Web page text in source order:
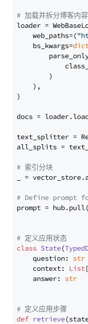
# 加载并拆分博客内容
loader =
    web_paths=(
    bs_kwargs=
        )
    ),
)
docs =
text_splitter =
all_splits =
# 索引分块
_ =
# Define prompt
prompt = hub.pull(
# 定义应用状态
class State(
    question:
str
    context:
List
    answer:
str
# 定义应用步骤
def retrieve(